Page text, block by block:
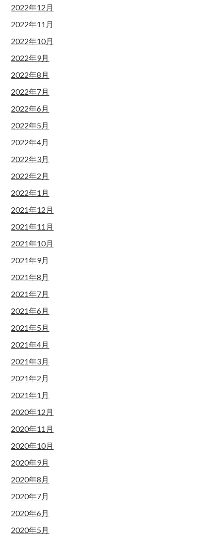
2022年12月
2022年11月
2022年10月
2022年9月
2022年8月
2022年7月
2022年6月
2022年5月
2022年4月
2022年3月
2022年2月
2022年1月
2021年12月
2021年11月
2021年10月
2021年9月
2021年8月
2021年7月
2021年6月
2021年5月
2021年4月
2021年3月
2021年2月
2021年1月
2020年12月
2020年11月
2020年10月
2020年9月
2020年8月
2020年7月
2020年6月
2020年5月